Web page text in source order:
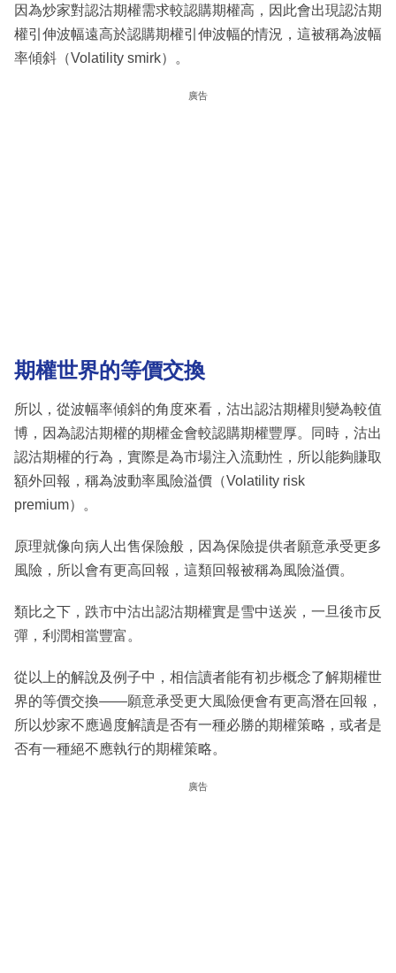
因為炒家對認沽期權需求較認購期權高，因此會出現認沽期
權引伸波幅遠高於認購期權引伸波幅的情況，這被稱為波幅
率傾斜（Volatility smirk）。
廣告
期權世界的等價交換
所以，從波幅率傾斜的角度來看，沽出認沽期權則變為較值
博，因為認沽期權的期權金會較認購期權豐厚。同時，沽出
認沽期權的行為，實際是為市場注入流動性，所以能夠賺取
額外回報，稱為波動率風險溢價（Volatility risk
premium）。
原理就像向病人出售保險般，因為保險提供者願意承受更多
風險，所以會有更高回報，這類回報被稱為風險溢價。
類比之下，跌市中沽出認沽期權實是雪中送炭，一旦後市反
彈，利潤相當豐富。
從以上的解說及例子中，相信讀者能有初步概念了解期權世
界的等價交換——願意承受更大風險便會有更高潛在回報，
所以炒家不應過度解讀是否有一種必勝的期權策略，或者是
否有一種絕不應執行的期權策略。
廣告